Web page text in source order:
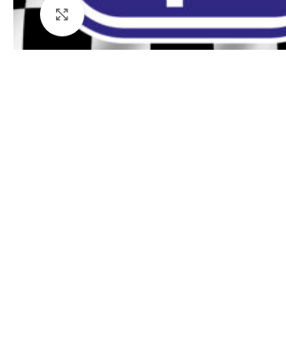
Click to enlarge